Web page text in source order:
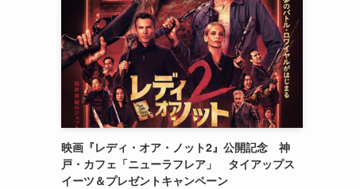
映画『レディ・オア・ノット2』公開記念 神
戸・カフェ「ニューラフレア」 タイアップス
イーツ＆プレゼントキャンペーン